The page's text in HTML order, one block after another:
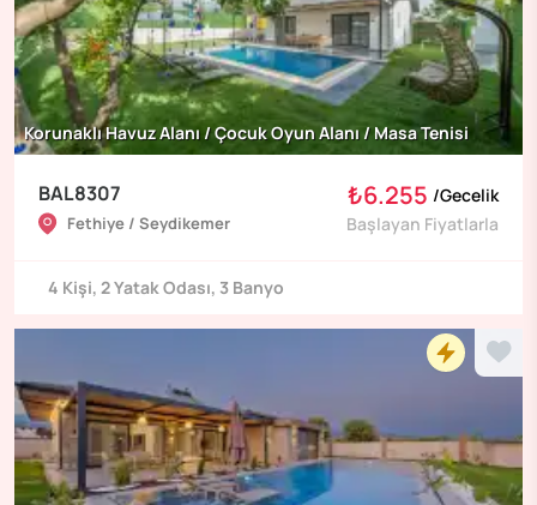
Korunaklı Havuz Alanı / Çocuk Oyun Alanı / Masa Tenisi
BAL8307
Fethiye / Seydikemer
₺6.255 /Gecelik
Başlayan Fiyatlarla
4 Kişi, 2Yatak Odası, 3 Banyo